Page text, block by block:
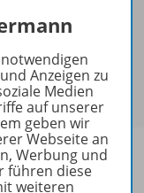
Anzeigen zu
Medien
auf unserer
geben wir
Webseite an
Werbung und
führen diese
weiteren